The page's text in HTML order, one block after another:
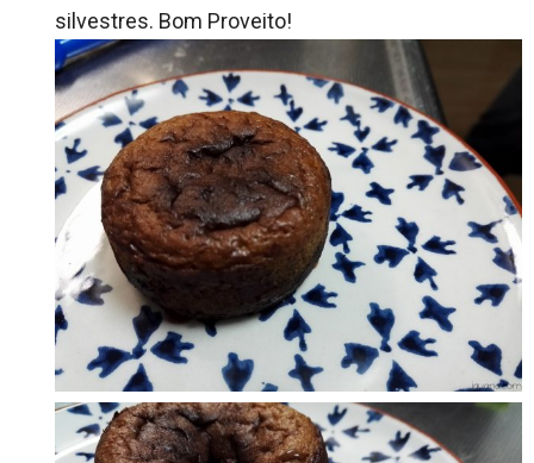
silvestres. Bom Proveito!